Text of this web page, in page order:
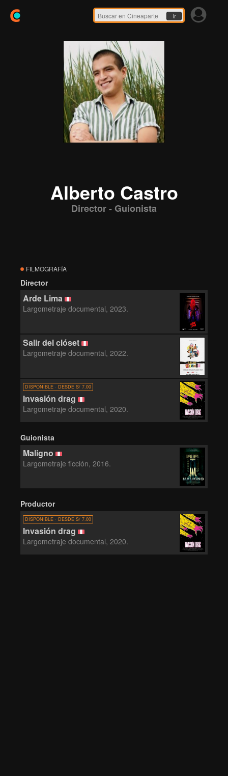
Ir
Alberto Castro
Director - Guionista
FILMOGRAFÍA
Director
Arde Lima
Largometraje documental, 2023.
Salir del clóset
Largometraje documental, 2022.
DISPONIBLE · DESDE S/ 7.00
Invasión drag
Largometraje documental, 2020.
Guionista
Maligno
Largometraje ficción, 2016.
Productor
DISPONIBLE · DESDE S/ 7.00
Invasión drag
Largometraje documental, 2020.